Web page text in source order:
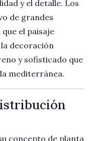
y el detalle. Los
de grandes
el paisaje
decoración
y sofisticado que
mediterránea.
concepto de planta